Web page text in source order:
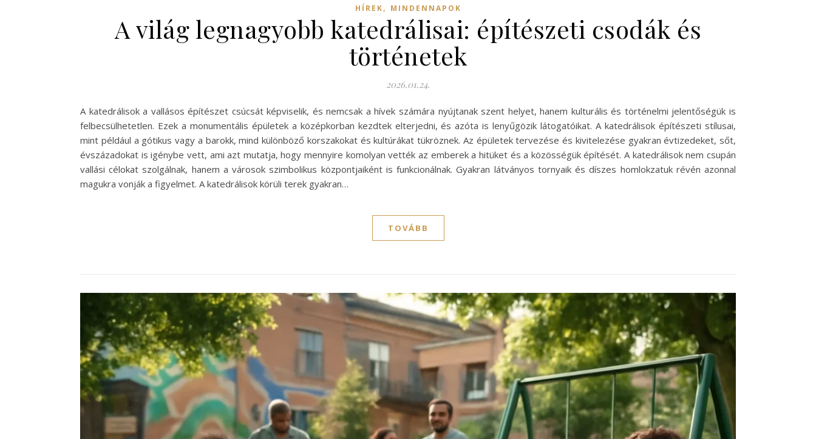
HÍREK, MINDENNAPOK
A világ legnagyobb katedrálisai: építészeti csodák és
történetek
2026.01.24.
A katedrálisok a vallásos építészet csúcsát képviselik, és nemcsak a hívek számára nyújtanak szent helyet, hanem kulturális és történelmi jelentőségük is
felbecsülhetetlen. Ezek a monumentális épületek a középkorban kezdtek elterjedni, és azóta is lenyűgözik látogatóikat. A katedrálisok építészeti stílusai,
mint például a gótikus vagy a barokk, mind különböző korszakokat és kultúrákat tükröznek. Az épületek tervezése és kivitelezése gyakran évtizedeket, sőt,
évszázadokat is igénybe vett, ami azt mutatja, hogy mennyire komolyan vették az emberek a hitüket és a közösségük építését. A katedrálisok nem csupán
vallási célokat szolgálnak, hanem a városok szimbolikus központjaiként is funkcionálnak. Gyakran látványos tornyaik és díszes homlokzatuk révén azonnal
magukra vonják a figyelmet. A katedrálisok körüli terek gyakran…
TOVÁBB